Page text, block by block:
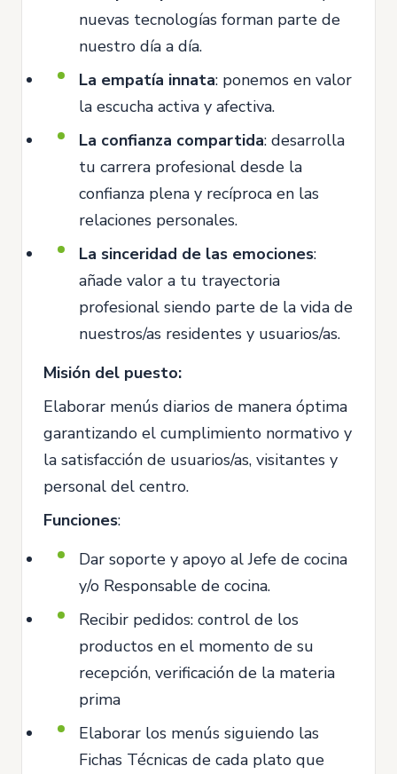
nuevas tecnologías forman parte de
nuestro día a día.
La empatía innata: ponemos en valor
la escucha activa y afectiva.
La confianza compartida: desarrolla
tu carrera profesional desde la
confianza plena y recíproca en las
relaciones personales.
La sinceridad de las emociones:
añade valor a tu trayectoria
profesional siendo parte de la vida de
nuestros/as residentes y usuarios/as.
Misión del puesto:
Elaborar menús diarios de manera óptima
garantizando el cumplimiento normativo y
la satisfacción de usuarios/as, visitantes y
personal del centro.
Funciones:
Dar soporte y apoyo al Jefe de cocina
y/o Responsable de cocina.
Recibir pedidos: control de los
productos en el momento de su
recepción, verificación de la materia
prima
Elaborar los menús siguiendo las
Fichas Técnicas de cada plato que